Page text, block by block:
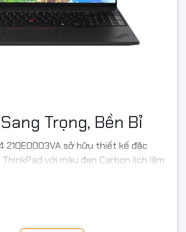
Trọng, Bền Bỉ
21QE0003VA sở hữu thiết kế đặc
với màu đen Carbon lịch lãm,